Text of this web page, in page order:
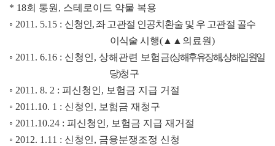
* 18회 통원 , 스테로이드 약물 복용
◦ 2011. 5.15 : 신청인, 좌 고관절 인공치환술 및 우 고관절 골수
이식술 시행( ▲▲ 의료원)
◦ 2011. 6.16 : 신청인, 상해관련 보험금(상해후유장해,상해입원일
당)청구
◦ 2011. 8. 2 : 피신청인, 보험금 지급 거절
◦ 2011.10. 1 : 신청인, 보험금 재청구
◦ 2011.10.24 : 피신청인, 보험금 지급 재거절
◦ 2012. 1.11 : 신청인, 금융분쟁조정 신청